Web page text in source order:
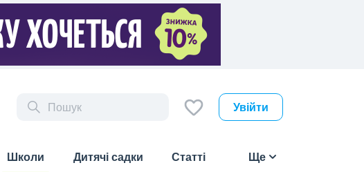
Увійти
Школи
Дитячі садки Статті Ще